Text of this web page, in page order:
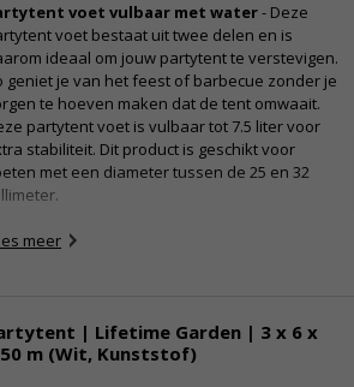
voet vulbaar met water- Deze
voet bestaat uit twee delen en is
ideaal om jouw partytent te verstevigen.
geniet je van het feest of barbecue zonder je
te hoeven maken dat de tent omwaait.
partytent voet is vulbaar tot 7.5 liter voor
stabiliteit. Dit product is geschikt voor
met een diameter tussen de 25 en 32
stabiliteit aan je partytent
de partytent stevig aan de grond blijft
Omdat dit exemplaar bestaat uit twee
meer
| Lifetime Garden | 3 x 6 x
m (Wit, Kunststof)